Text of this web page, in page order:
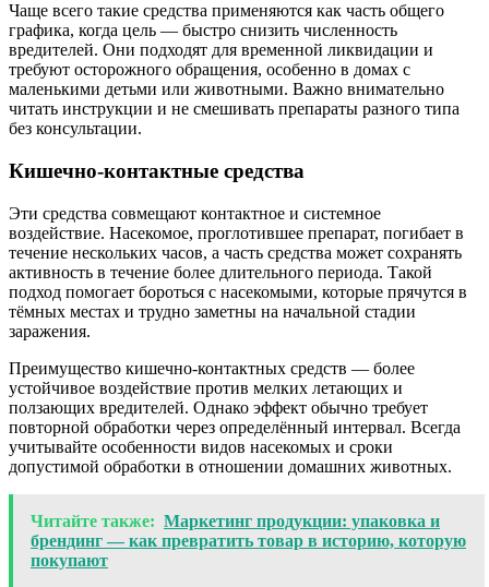
Чаще всего такие средства применяются как часть общего
графика, когда цель — быстро снизить численность
вредителей. Они подходят для временной ликвидации и
требуют осторожного обращения, особенно в домах с
маленькими детьми или животными. Важно внимательно
читать инструкции и не смешивать препараты разного типа
без консультации.
Кишечно-контактные средства
Эти средства совмещают контактное и системное
воздействие. Насекомое, проглотившее препарат, погибает в
течение нескольких часов, а часть средства может сохранять
активность в течение более длительного периода. Такой
подход помогает бороться с насекомыми, которые прячутся в
тёмных местах и трудно заметны на начальной стадии
заражения.
Преимущество кишечно-контактных средств — более
устойчивое воздействие против мелких летающих и
ползающих вредителей. Однако эффект обычно требует
повторной обработки через определённый интервал. Всегда
учитывайте особенности видов насекомых и сроки
допустимой обработки в отношении домашних животных.
Читайте также: Маркетинг продукции: упаковка и
брендинг — как превратить товар в историю, которую
покупают